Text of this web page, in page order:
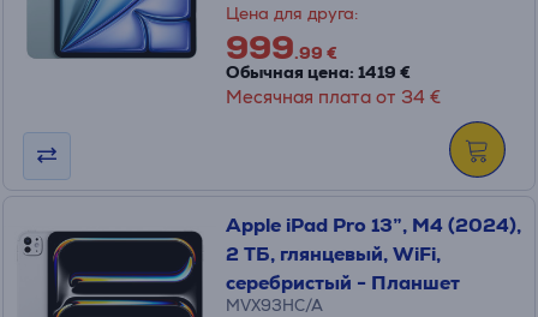
Цена для друга:
999.99 €
Обычная цена: 1419 €
Месячная плата от 34 €
Apple iPad Pro 13”, M4 (2024),
2 ТБ, глянцевый, WiFi,
серебристый - Планшет
MVX93HC/A